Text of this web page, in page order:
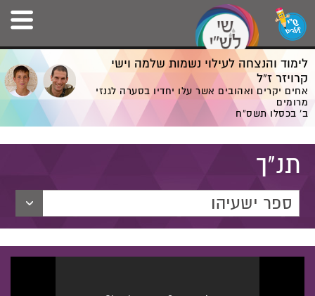
לימוד והנצחה לעילוי נשמות שלמה וישי
קרויזר ז”ל
אחים יקרים ואהובים אשר עלו יחדיו בסערה לגנזי
מרומים
ב' בכסלו תשס”ח
תנ"ך
ספר ישעיהו